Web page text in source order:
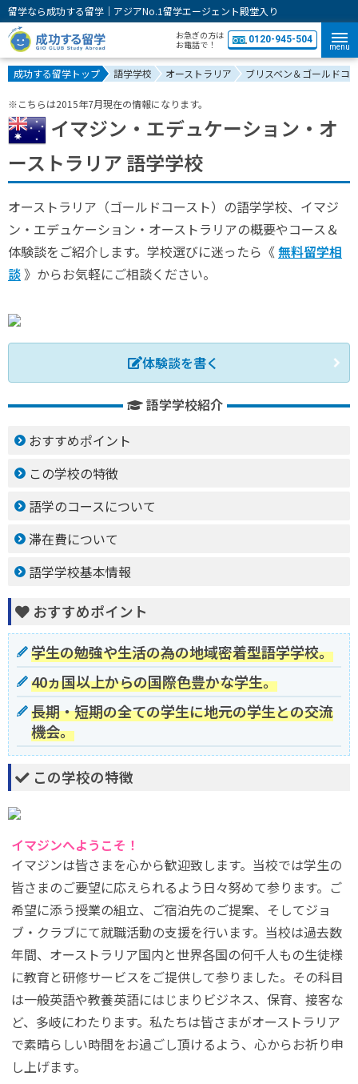
留学なら成功する留学｜アジアNo.1留学エージェント殿堂入り
お急ぎの方は
お電話で！
0120-945-504
menu
成功する留学トップ 語学学校 オーストラリア ブリスベン＆ゴールドコ
※こちらは2015年7月現在の情報になります。
イマジン・エデュケーション・オ
ーストラリア 語学学校
オーストラリア（ゴールドコースト）の語学学校、イマジ
ン・エデュケーション・オーストラリアの概要やコース＆
体験談をご紹介します。学校選びに迷ったら《 無料留学相
談 》からお気軽にご相談ください。
体験談を書く
語学学校紹介
おすすめポイント
この学校の特徴
語学のコースについて
滞在費について
語学学校基本情報
おすすめポイント
学生の勉強や生活の為の地域密着型語学学校。
40ヵ国以上からの国際色豊かな学生。
長期・短期の全ての学生に地元の学生との交流
機会。
この学校の特徴
イマジンへようこそ！
イマジンは皆さまを心から歓迎致します。当校では学生の
皆さまのご要望に応えられるよう日々努めて参ります。ご
希望に添う授業の組立、ご宿泊先のご提案、そしてジョ
ブ・クラブにて就職活動の支援を行います。当校は過去数
年間、オーストラリア国内と世界各国の何千人もの生徒様
に教育と研修サービスをご提供して参りました。その科目
は一般英語や教養英語にはじまりビジネス、保育、接客な
ど、多岐にわたります。私たちは皆さまがオーストラリア
で素晴らしい時間をお過ごし頂けるよう、心からお祈り申
し上げます。